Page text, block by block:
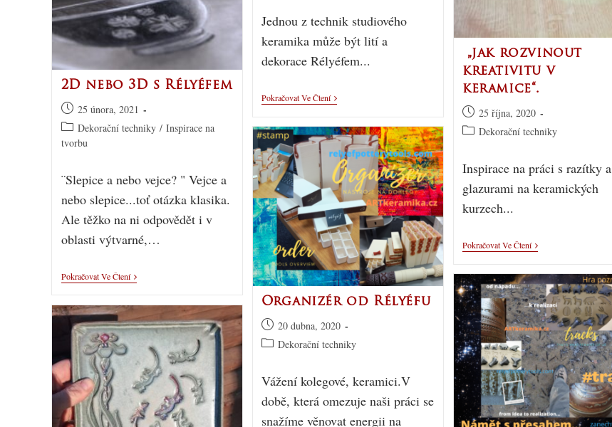
2D nebo 3D s Rélyéfem
25 února, 2021
Dekorační techniky / Inspirace na
tvorbu
¨Slepice a nebo vejce? " Vejce a
nebo slepice...toť otázka klasika.
Ale těžko na ni odpovědět i v
oblasti výtvarné,…
Pokračovat Ve Čtení
Jednou z technik studiového
keramika může být lití a
dekorace Rélyéfem...
Pokračovat Ve Čtení
„jak rozvinout
kreativitu v
keramice“.
25 října, 2020
Dekorační techniky
Inspirace na práci s razítky a
glazurami na keramických
kurzech...
Pokračovat Ve Čtení
Organizér od Rélyéfu
20 dubna, 2020
Dekorační techniky
Vážení kolegové, keramici.V
době, která omezuje naši práci se
snažíme věnovat energii na